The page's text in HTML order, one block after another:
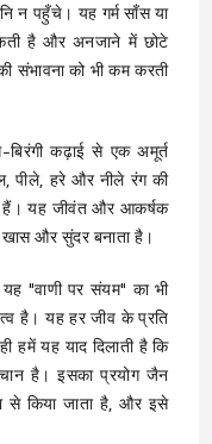
न पहुँचे। यह गर्म साँस या
है और अनजाने में छोटे
संभावना को भी कम करती
कढ़ाई से एक अमूर्त
पीले, हरे और नीले रंग की
हैं। यह जीवंत और आकर्षक
और सुंदर बनाता है।
"वाणी पर संयम" का भी
है। यह हर जीव के प्रति
हमें यह याद दिलाती है कि
है। इसका प्रयोग जैन
से किया जाता है, और इसे